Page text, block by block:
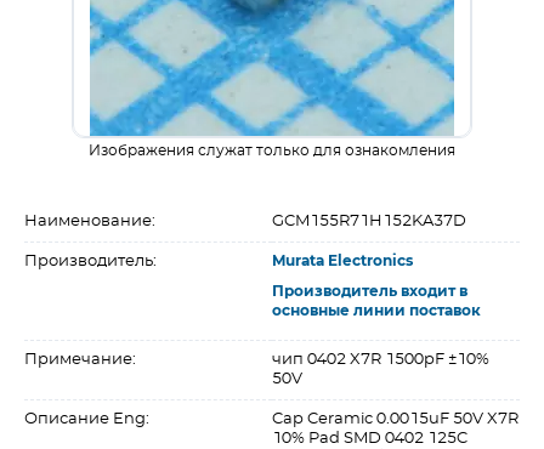
Изображения служат только для ознакомления
Наименование: GCM155R71H152KA37D
Производитель: Murata Electronics
Производитель входит в
основные линии поставок
Примечание:
чип 0402 X7R 1500pF ±10%
50V
Описание Eng:
Cap Ceramic 0.0015uF 50V X7R
10% Pad SMD 0402 125C